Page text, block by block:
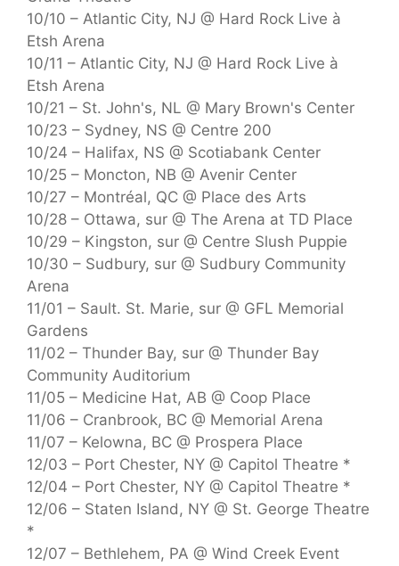
10/10 – Atlantic City, NJ @ Hard Rock Live à
Etsh Arena
10/11 – Atlantic City, NJ @ Hard Rock Live à
Etsh Arena
10/21 – St. John's, NL @ Mary Brown's Center
10/23 – Sydney, NS @ Centre 200
10/24 – Halifax, NS @ Scotiabank Center
10/25 – Moncton, NB @ Avenir Center
10/27 – Montréal, QC @ Place des Arts
10/28 – Ottawa, sur @ The Arena at TD Place
10/29 – Kingston, sur @ Centre Slush Puppie
10/30 – Sudbury, sur @ Sudbury Community
Arena
11/01 – Sault. St. Marie, sur @ GFL Memorial
Gardens
11/02 – Thunder Bay, sur @ Thunder Bay
Community Auditorium
11/05 – Medicine Hat, AB @ Coop Place
11/06 – Cranbrook, BC @ Memorial Arena
11/07 – Kelowna, BC @ Prospera Place
12/03 – Port Chester, NY @ Capitol Theatre *
12/04 – Port Chester, NY @ Capitol Theatre *
12/06 – Staten Island, NY @ St. George Theatre
*
12/07 – Bethlehem, PA @ Wind Creek Event